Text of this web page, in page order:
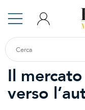
Il
verso